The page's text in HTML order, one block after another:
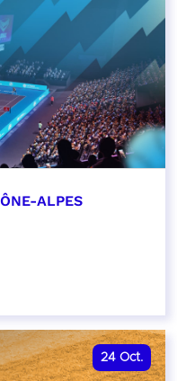
ALPES
24 Oct.